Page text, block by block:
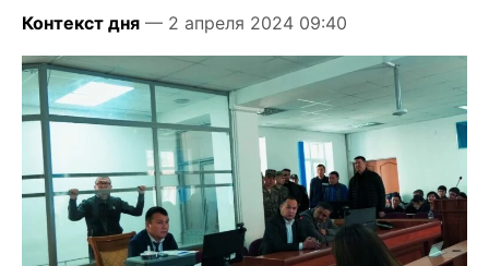
Контекст дня — 2 апреля 2024 09:40